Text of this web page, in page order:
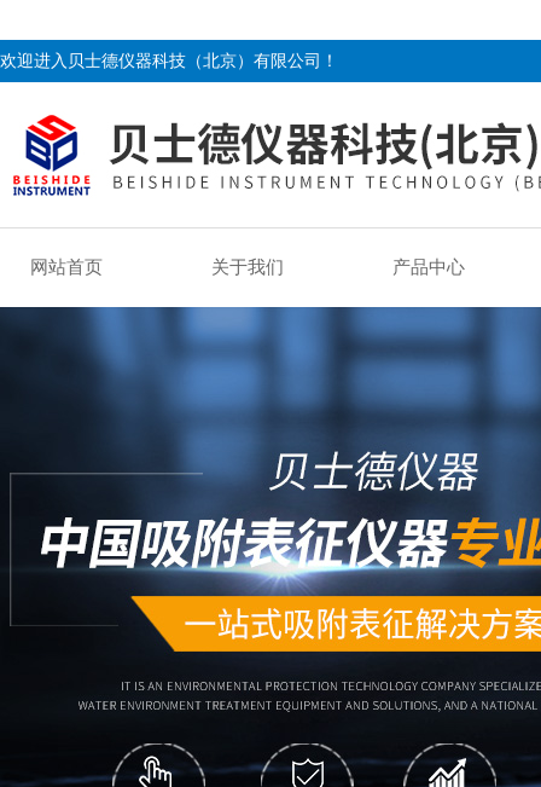
欢迎进入贝士德仪器科技（北京）有限公司！
网站首页 关于我们 产品中心